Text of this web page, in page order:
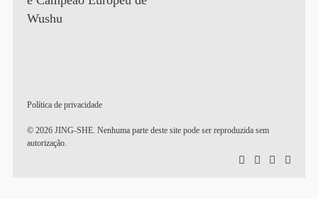
Wushu
Política de privacidade
© 2026 JING-SHE. Nenhuma parte deste site pode ser reproduzida sem
autorização.